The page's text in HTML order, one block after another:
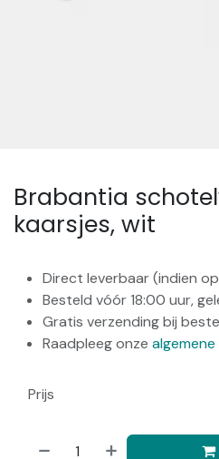
Brabantia
kaarsjes, wit
Direct leverbaar (indien
Besteld vóór 18:00 uur,
Gratis verzending bij
Raadpleeg onze
Prijs